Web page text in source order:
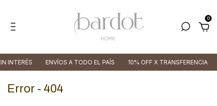
0
INTERÉS ENVÍOS A TODO EL PAÍS 10% OFF X TRANSFERENCIA
Error - 404